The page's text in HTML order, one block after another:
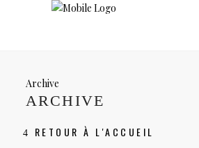
Archive
ARCHIVE
RETOUR À L'ACCUEIL